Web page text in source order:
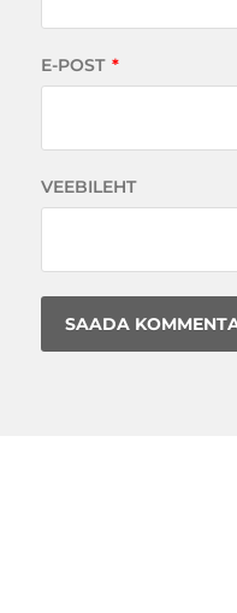
E-POST *
VEEBILEHT